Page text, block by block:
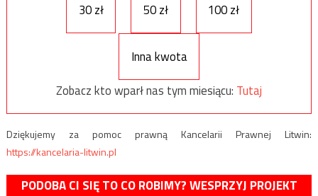
30 zł
50 zł 100 zł
Inna kwota
Zobacz kto wparł nas tym miesiącu: Tutaj
Dziękujemy za pomoc prawną Kancelarii Prawnej Litwin:
https://kancelaria-litwin.pl
PODOBA CI SIĘ TO CO ROBIMY? WESPRZYJ PROJEKT